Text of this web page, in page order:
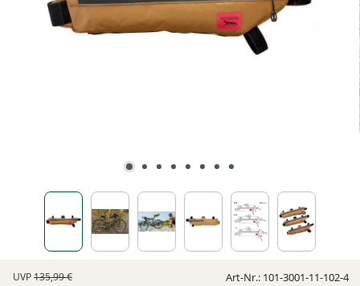
UVP135,99 € Art-Nr.: 101-3001-11-102-4